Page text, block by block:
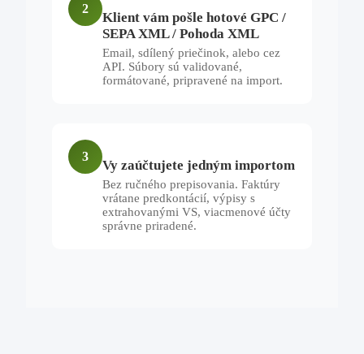
2
Klient vám pošle hotové GPC /
SEPA XML / Pohoda XML
Email, sdílený priečinok, alebo cez
API. Súbory sú validované,
formátované, pripravené na import.
3
Vy zaúčtujete jedným importom
Bez ručného prepisovania. Faktúry
vrátane predkontácií, výpisy s
extrahovanými VS, viacmenové účty
správne priradené.